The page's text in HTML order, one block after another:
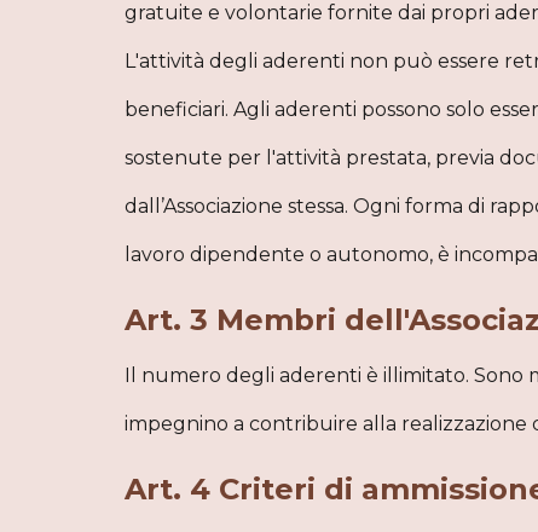
gratuite e volontarie fornite dai propri
L'attività degli aderenti non può essere
beneficiari. Agli aderenti possono solo
sostenute per l'attività prestata, previa
dall’Associazione stessa. Ogni forma di
lavoro dipendente o autonomo, è
Art. 3 Membri
Il numero degli aderenti è illimitato. Sono
impegnino a contribuire alla realizzazione
Art. 4 Criteri di